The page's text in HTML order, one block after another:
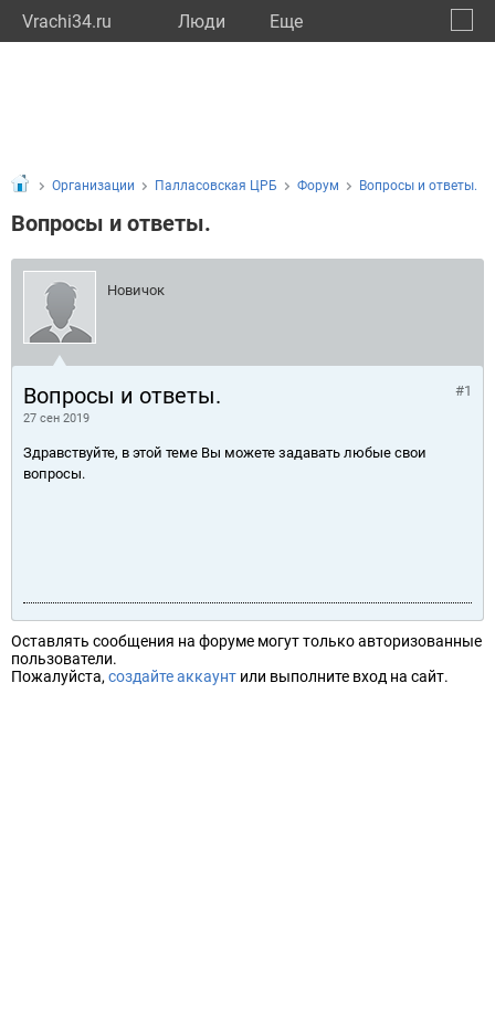
Vrachi34.ru Люди Eще
Организации Палласовская ЦРБ Форум Вопросы и ответы.
Вопросы и ответы.
Новичок
Вопросы и ответы.
27 сен 2019
#1
Здравствуйте, в этой теме Вы можете задавать любые свои
вопросы.
Оставлять сообщения на форуме могут только авторизованные
пользователи.
Пожалуйста, создайте аккаунт или выполните вход на сайт.